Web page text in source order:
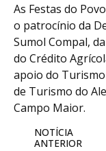
As Festas do
o patrocínio da
Sumol Compal,
do Crédito
apoio do
de Turismo do
Campo Maior.
NOTÍCIA
ANTERIOR